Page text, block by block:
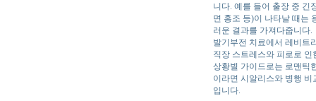
니다. 예를 들어 출장 중 긴
면 홍조 등)이 나타날 때는
러운 결과를 가져다줍니다.
발기부전 치료에서 레비트
직장 스트레스와 피로로
상황별 가이드로는 로맨틱
이라면 시알리스와 병행
입니다.